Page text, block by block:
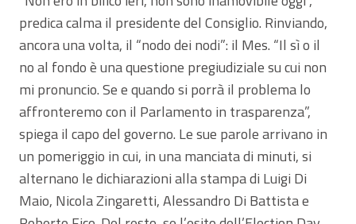
predica calma il presidente del Consiglio. Rinviando,
ancora una volta, il “nodo dei nodi”: il Mes. “Il sì o il
no al fondo è una questione pregiudiziale su cui non
mi pronuncio. Se e quando si porrà il problema lo
affronteremo con il Parlamento in trasparenza”,
spiega il capo del governo. Le sue parole arrivano in
un pomeriggio in cui, in una manciata di minuti, si
alternano le dichiarazioni alla stampa di Luigi Di
Maio, Nicola Zingaretti, Alessandro Di Battista e